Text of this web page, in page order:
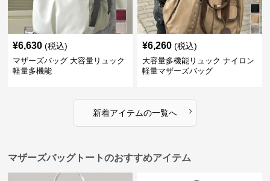
¥6,630 (税込)
マザーズバッグ 大容量リュック
軽量多機能
¥6,260 (税込)
大容量多機能リュック ナイロン
軽量マザーズバッグ
新着アイテムの一覧へ ›
マザーズバッグトートのおすすめアイテム